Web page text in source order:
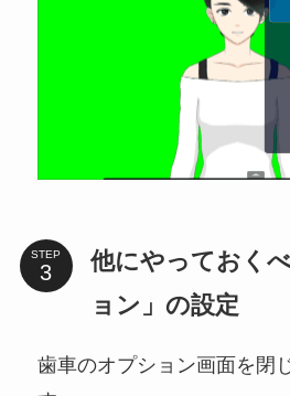
STEP
他にやっておく
ョン」の設定
歯車のオプション画面を閉